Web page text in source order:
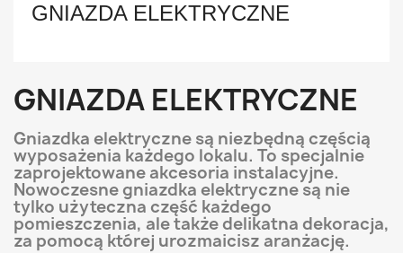
GNIAZDA ELEKTRYCZNE
GNIAZDA ELEKTRYCZNE
Gniazdka elektryczne są niezbędną częścią
wyposażenia każdego lokalu. To specjalnie
zaprojektowane akcesoria instalacyjne.
Nowoczesne gniazdka elektryczne są nie
tylko użyteczna część każdego
pomieszczenia, ale także delikatna dekoracja,
za pomocą której urozmaicisz aranżację.